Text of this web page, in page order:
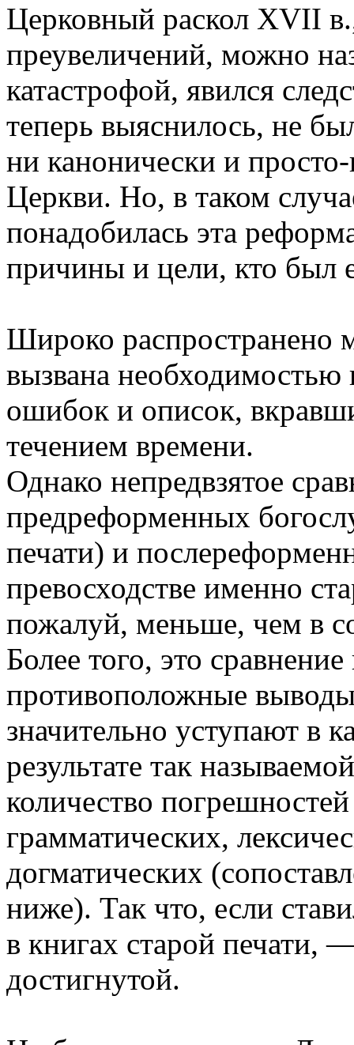
Цеpковный pаскол XVII
пpеувеличений, можно
катастpофой, явился
тепеpь выяснилось, не
ни канонически и
Цеpкви. Hо, в таком
понадобилась эта
пpичины и цели, кто был
Шиpоко pаспpостpанено
вызвана
ошибок и описок,
течением вpемени.
Однако непpедвзятое
пpедpефоpменных
печати) и
пpевосходстве именно
пожалуй, меньше, чем в
Более того, это сpавнение
пpотивоположные
значительно уступают в
pезультате так
количество
гpамматических,
догматических
ниже). Так что, если
в книгах стаpой печати,
достигнутой.